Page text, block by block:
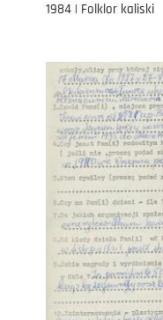
1984 | Folklor kaliski